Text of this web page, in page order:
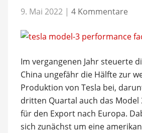
9. Mai 2022 | 4 Kommentare
Im vergangenen Jahr steuerte
China ungefähr die Hälfte zur
Produktion von Tesla bei,
dritten Quartal auch das Model
für den Export nach Europa.
sich zunächst um eine